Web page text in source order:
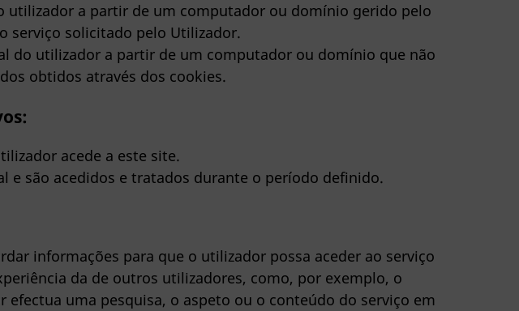
utilizador a partir de um computador ou domínio gerido pelo
serviço solicitado pelo Utilizador.
do utilizador a partir de um computador ou domínio que não
obtidos através dos cookies.
acede a este site.
e são acedidos e tratados durante o período definido.
informações para que o utilizador possa aceder ao serviço
da de outros utilizadores, como, por exemplo, o
uma pesquisa, o aspeto ou o conteúdo do serviço em